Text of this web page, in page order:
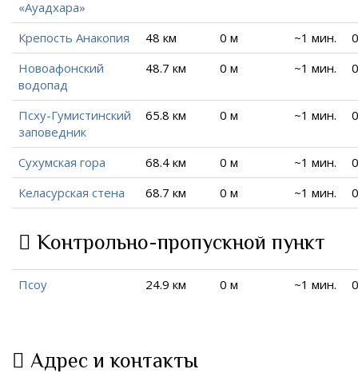
«Ауадхара»
Крепость Анакопия
48 км 0 м ~1 мин.
Новоафонский
водопад
48.7 км 0 м ~1 мин.
Псху-Гумистинский
заповедник
65.8 км 0 м ~1 мин.
Сухумская гора 68.4 км 0 м ~1 мин.
Келасурская стена
68.7 км 0 м ~1 мин.
Контрольно-пропускной пункт
Псоу 24.9 км 0 м ~1 мин.
Адрес и контакты